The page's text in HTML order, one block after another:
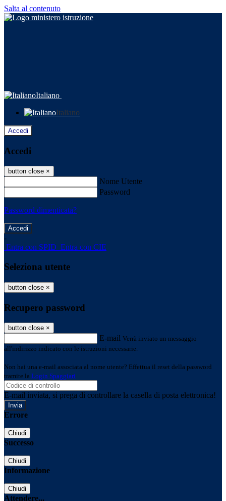
Salta al contenuto
Italiano
Italiano
Accedi
Accedi
button close ×
Nome Utente
Password
Password dimenticata?
-
Entra con SPID Entra con CIE
Seleziona utente
button close ×
Recupero password
button close ×
E-mail Verrà inviato un messaggio
all'indirizzo indicato con le istruzioni necessarie.
Non hai una e-mail associata al nome utente? Effettua il reset della password
tramite la Login Spaggiari
E-mail inviata, si prega di controllare la casella di posta elettronica!
Errore
Chiudi
Successo
Chiudi
Informazione
Chiudi
Attendere...